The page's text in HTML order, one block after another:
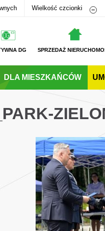
Wielkość czcionki
DG SPRZEDAŻ
DLA MIESZKAŃCÓW